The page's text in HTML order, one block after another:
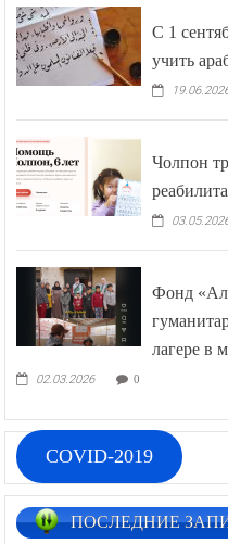
С 1
учить
Чолпон
Фонд
лагере в
02.03.2026 0
COVID-2019
ПОСЛЕДНИЕ